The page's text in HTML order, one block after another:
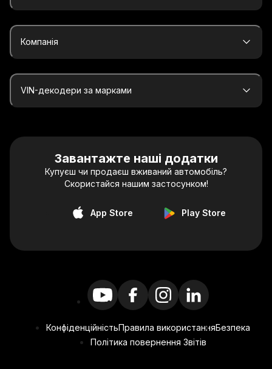
Компанія
VIN-декодери за марками
Завантажте наші додатки
Купуєш чи продаєш вживаний автомобіль?
Скористайся нашим застосунком!
App Store Play Store
КонфіденційністьПравила використанняБезпека
Політика повернення Звітів